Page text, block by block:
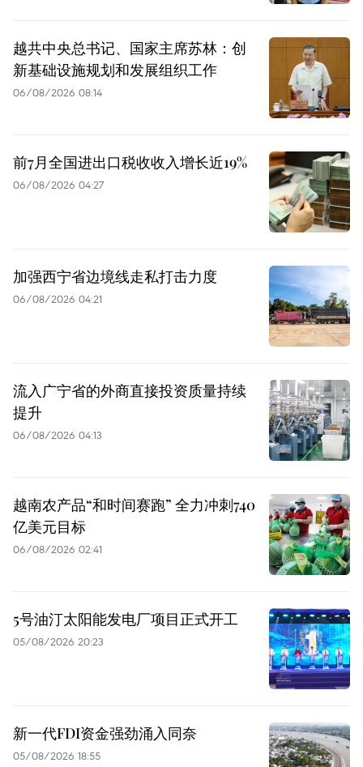
越共中央总书记、国家主席苏林：创
新基础设施规划和发展组织工作
06/08/2026 08:14
前7月全国进出口税收收入增长近19%
06/08/2026 04:27
加强西宁省边境线走私打击力度
06/08/2026 04:21
流入广宁省的外商直接投资质量持续
提升
06/08/2026 04:13
越南农产品“和时间赛跑” 全力冲刺740
亿美元目标
06/08/2026 02:41
5号油汀太阳能发电厂项目正式开工
05/08/2026 20:23
新一代FDI资金强劲涌入同奈
05/08/2026 18:55